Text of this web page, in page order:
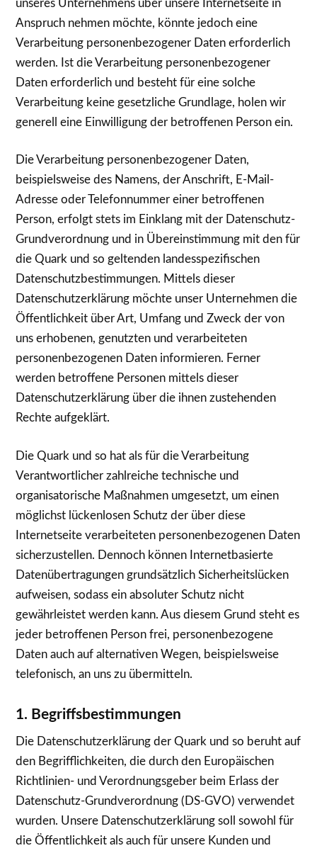
unseres Unternehmens über unsere Internetseite in
Anspruch nehmen möchte, könnte jedoch eine
Verarbeitung personenbezogener Daten erforderlich
werden. Ist die Verarbeitung personenbezogener
Daten erforderlich und besteht für eine solche
Verarbeitung keine gesetzliche Grundlage, holen wir
generell eine Einwilligung der betroffenen Person ein.
Die Verarbeitung personenbezogener Daten,
beispielsweise des Namens, der Anschrift, E-Mail-
Adresse oder Telefonnummer einer betroffenen
Person, erfolgt stets im Einklang mit der Datenschutz-
Grundverordnung und in Übereinstimmung mit den für
die Quark und so geltenden landesspezifischen
Datenschutzbestimmungen. Mittels dieser
Datenschutzerklärung möchte unser Unternehmen die
Öffentlichkeit über Art, Umfang und Zweck der von
uns erhobenen, genutzten und verarbeiteten
personenbezogenen Daten informieren. Ferner
werden betroffene Personen mittels dieser
Datenschutzerklärung über die ihnen zustehenden
Rechte aufgeklärt.
Die Quark und so hat als für die Verarbeitung
Verantwortlicher zahlreiche technische und
organisatorische Maßnahmen umgesetzt, um einen
möglichst lückenlosen Schutz der über diese
Internetseite verarbeiteten personenbezogenen Daten
sicherzustellen. Dennoch können Internetbasierte
Datenübertragungen grundsätzlich Sicherheitslücken
aufweisen, sodass ein absoluter Schutz nicht
gewährleistet werden kann. Aus diesem Grund steht es
jeder betroffenen Person frei, personenbezogene
Daten auch auf alternativen Wegen, beispielsweise
telefonisch, an uns zu übermitteln.
1. Begriffsbestimmungen
Die Datenschutzerklärung der Quark und so beruht auf
den Begrifflichkeiten, die durch den Europäischen
Richtlinien- und Verordnungsgeber beim Erlass der
Datenschutz-Grundverordnung (DS-GVO) verwendet
wurden. Unsere Datenschutzerklärung soll sowohl für
die Öffentlichkeit als auch für unsere Kunden und